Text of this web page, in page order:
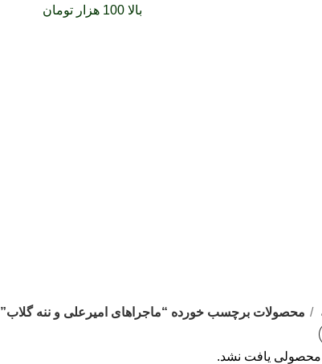
بالا 100 هزار تومان
محصولات برچسب خورده “ماجراهای امیرعلی و ننه گلاب”
محصولی یافت نشد.